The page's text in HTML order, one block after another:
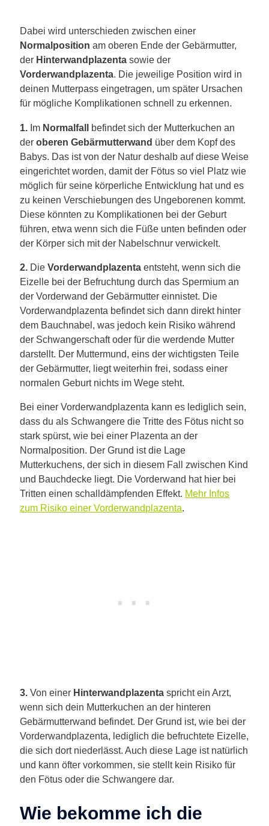
Dabei wird unterschieden zwischen einer
Normalposition am oberen Ende der Gebärmutter,
der Hinterwandplazenta sowie der
Vorderwandplazenta. Die jeweilige Position wird in
deinen Mutterpass eingetragen, um später Ursachen
für mögliche Komplikationen schnell zu erkennen.
1. Im Normalfall befindet sich der Mutterkuchen an
deroberen Gebärmutterwand über dem Kopf des
Babys. Das ist von der Natur deshalb auf diese Weise
eingerichtet worden, damit der Fötus so viel Platz wie
möglich für seine körperliche Entwicklung hat und es
zu keinen Verschiebungen des Ungeborenen kommt.
Diese könnten zu Komplikationen bei der Geburt
führen, etwa wenn sich die Füße unten befinden oder
der Körper sich mit der Nabelschnur verwickelt.
2. DieVorderwandplazenta entsteht, wenn sich die
Eizelle bei der Befruchtung durch das Spermium an
der Vorderwand der Gebärmutter einnistet. Die
Vorderwandplazenta befindet sich dann direkt hinter
dem Bauchnabel, was jedoch kein Risiko während
der Schwangerschaft oder für die werdende Mutter
darstellt. Der Muttermund, eins der wichtigsten Teile
der Gebärmutter, liegt weiterhin frei, sodass einer
normalen Geburt nichts im Wege steht.
Bei einer Vorderwandplazenta kann es lediglich sein,
dass du als Schwangere die Tritte des Fötus nicht so
stark spürst, wie bei einer Plazenta an der
Normalposition. Der Grund ist die Lage
Mutterkuchens, der sich in diesem Fall zwischen Kind
und Bauchdecke liegt. Die Vorderwand hat hier bei
Tritten einen schalldämpfenden Effekt. Mehr Infos
zum Risiko einer Vorderwandplazenta.
3. Von einer Hinterwandplazenta spricht ein Arzt,
wenn sich dein Mutterkuchen an der hinteren
Gebärmutterwand befindet. Der Grund ist, wie bei der
Vorderwandplazenta, lediglich die befruchtete Eizelle,
die sich dort niederlässt. Auch diese Lage ist natürlich
und kann öfter vorkommen, sie stellt kein Risiko für
den Fötus oder die Schwangere dar.
Wie bekomme ich die